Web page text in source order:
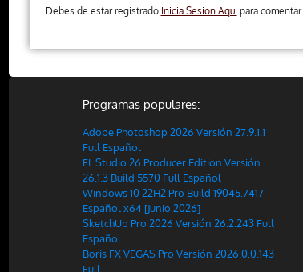
Debes de estar registrado Inicia Sesion Aqui para comentar.
Programas populares:
Adobe Photoshop 2026 Versión 27.9.1.1
Full Español
FL Studio 26 Producer Edition Versión
26.1.3 Build 5570 Full Español
Windows 10 22H2 Pro Build 19045.7417
Español x64 [Junio 2026]
SketchUp Pro 2026 Versión 26.2.243 Full
Español
Boris FX VEGAS Pro Versión 2026.0.0.143
Full